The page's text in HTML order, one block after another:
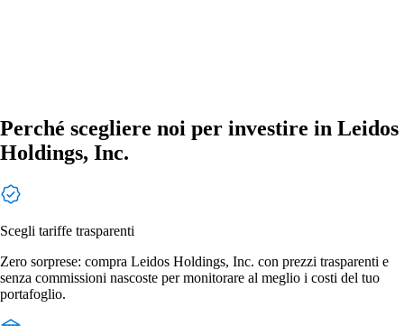
Perché scegliere noi per investire in Leidos
Holdings, Inc.
Scegli tariffe trasparenti
Zero sorprese: compra Leidos Holdings, Inc. con prezzi trasparenti e
senza commissioni nascoste per monitorare al meglio i costi del tuo
portafoglio.